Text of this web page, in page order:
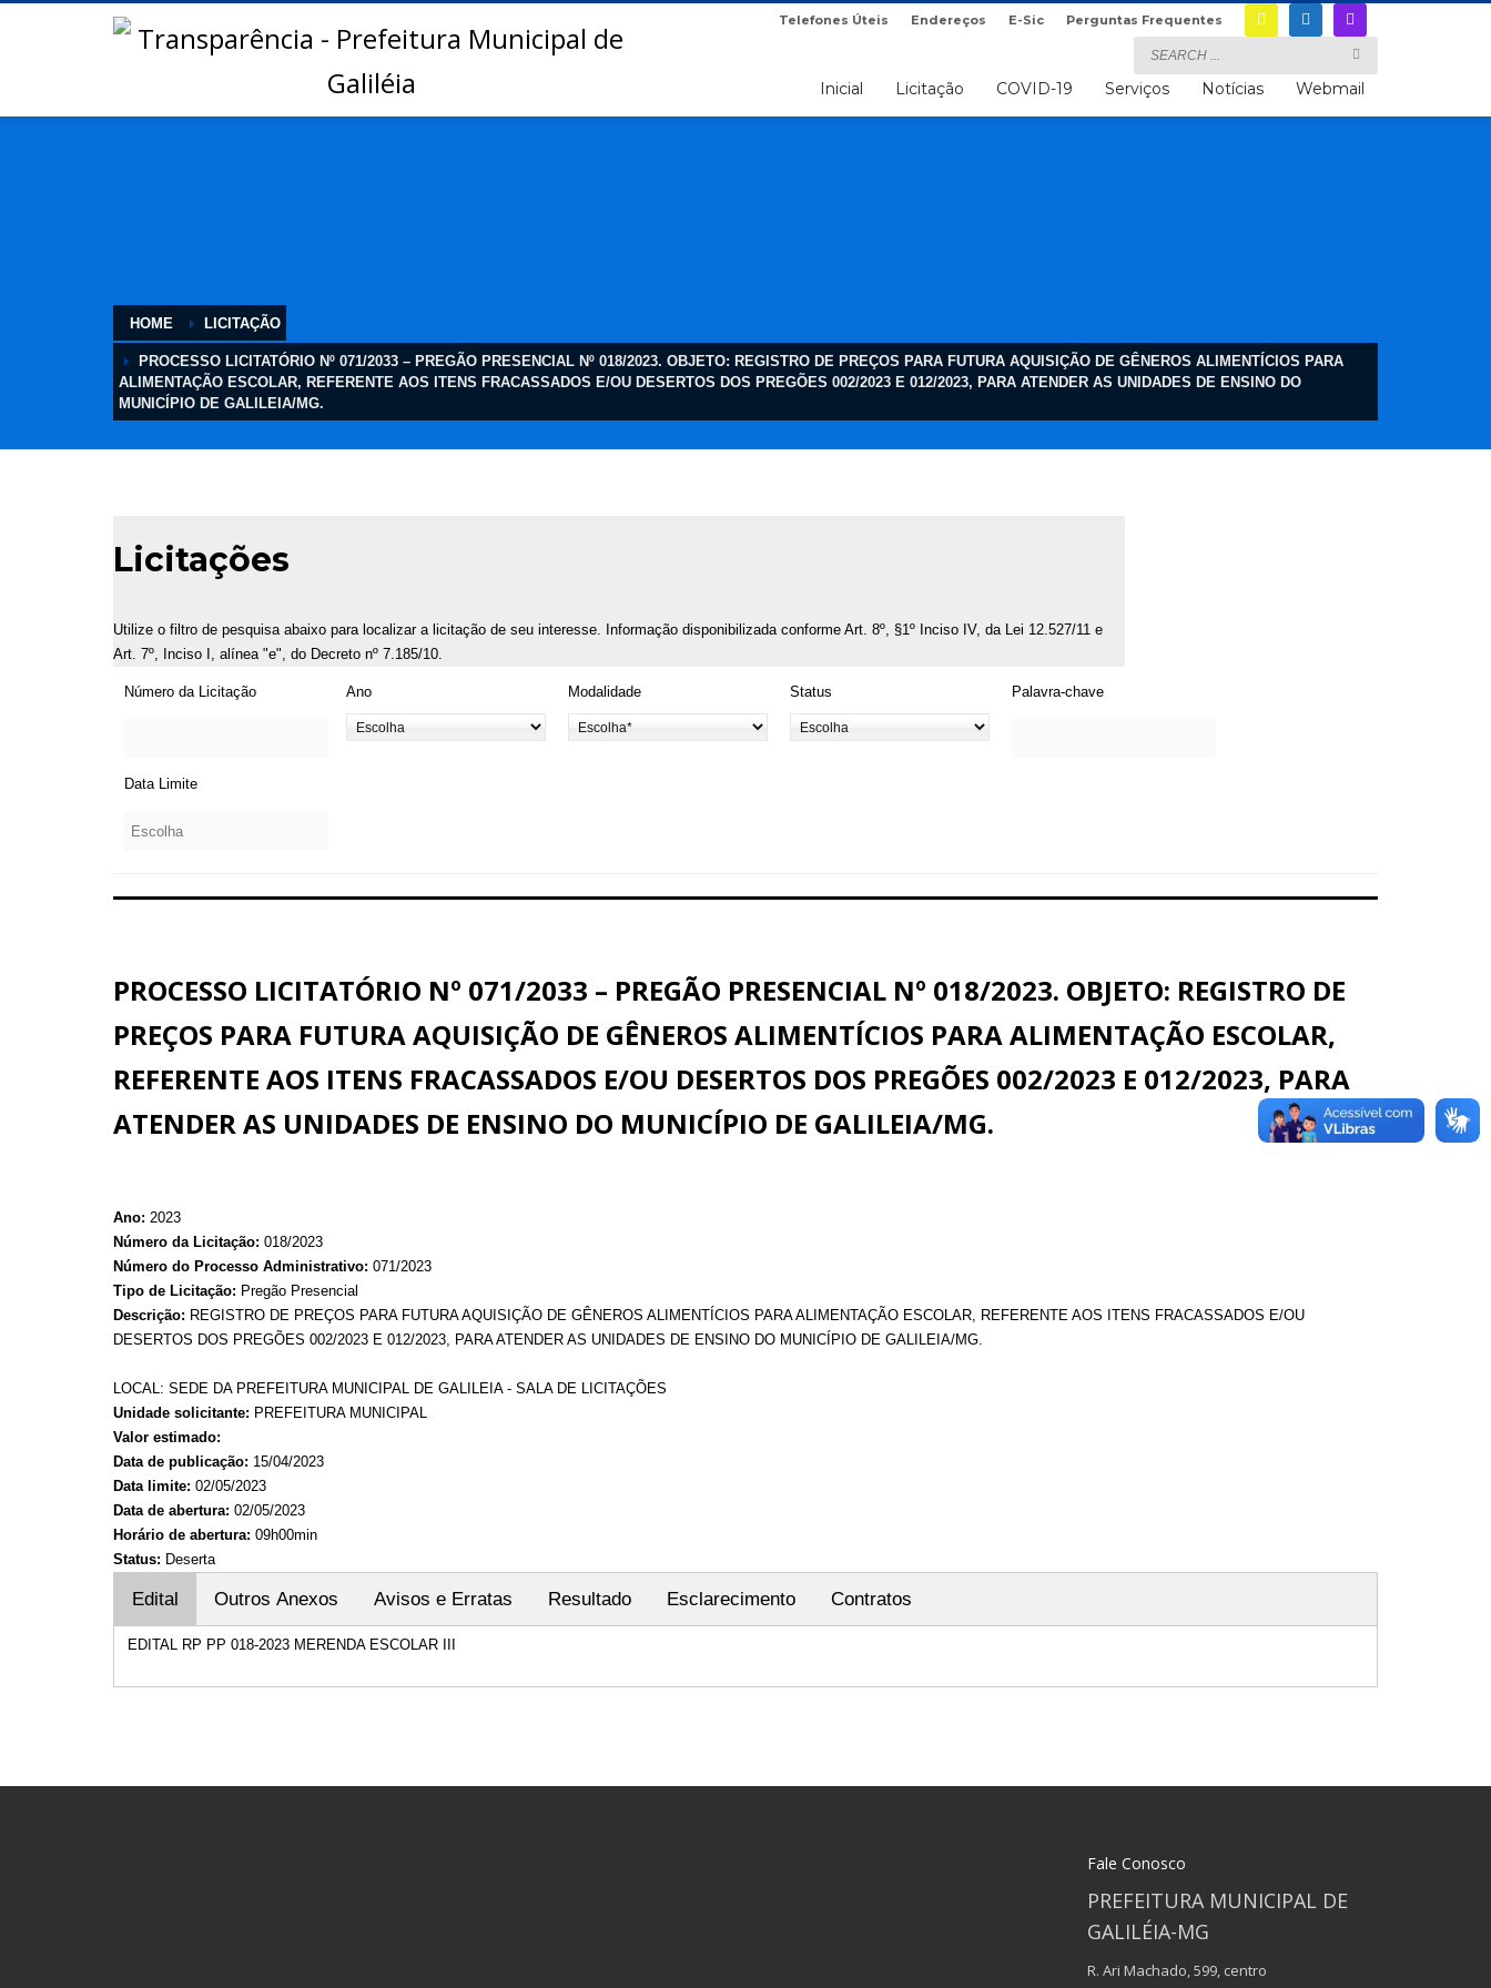
Telefones Úteis Endereços E-Sic Perguntas Frequentes
Inicial Licitação COVID-19 Serviços Notícias Webmail
HOME LICITAÇÃO
PROCESSO LICITATÓRIO Nº 071/2033 – PREGÃO PRESENCIAL Nº 018/2023. OBJETO: REGISTRO DE PREÇOS PARA FUTURA AQUISIÇÃO DE GÊNEROS ALIMENTÍCIOS PARA
ALIMENTAÇÃO ESCOLAR, REFERENTE AOS ITENS FRACASSADOS E/OU DESERTOS DOS PREGÕES 002/2023 E 012/2023, PARA ATENDER AS UNIDADES DE ENSINO DO
MUNICÍPIO DE GALILEIA/MG.
Licitações
Utilize o filtro de pesquisa abaixo para localizar a licitação de seu interesse. Informação disponibilizada conforme Art. 8º, §1º Inciso IV, da Lei 12.527/11 e
Art. 7º, Inciso I, alínea "e", do Decreto nº 7.185/10.
Número da Licitação Ano Modalidade Status Palavra-chave
Data Limite
PROCESSO LICITATÓRIO Nº 071/2033 – PREGÃO PRESENCIAL Nº 018/2023. OBJETO: REGISTRO DE
PREÇOS PARA FUTURA AQUISIÇÃO DE GÊNEROS ALIMENTÍCIOS PARA ALIMENTAÇÃO ESCOLAR,
REFERENTE AOS ITENS FRACASSADOS E/OU DESERTOS DOS PREGÕES 002/2023 E 012/2023, PARA
ATENDER AS UNIDADES DE ENSINO DO MUNICÍPIO DE GALILEIA/MG.
Ano: 2023
Número da Licitação: 018/2023
Número do Processo Administrativo: 071/2023
Tipo de Licitação: Pregão Presencial
Descrição: REGISTRO DE PREÇOS PARA FUTURA AQUISIÇÃO DE GÊNEROS ALIMENTÍCIOS PARA ALIMENTAÇÃO ESCOLAR, REFERENTE AOS ITENS FRACASSADOS E/OU
DESERTOS DOS PREGÕES 002/2023 E 012/2023, PARA ATENDER AS UNIDADES DE ENSINO DO MUNICÍPIO DE GALILEIA/MG.
LOCAL: SEDE DA PREFEITURA MUNICIPAL DE GALILEIA - SALA DE LICITAÇÕES
Unidade solicitante: PREFEITURA MUNICIPAL
Valor estimado:
Data de publicação: 15/04/2023
Data limite: 02/05/2023
Data de abertura: 02/05/2023
Horário de abertura: 09h00min
Status: Deserta
Edital Outros Anexos Avisos e Erratas Resultado Esclarecimento Contratos
EDITAL RP PP 018-2023 MERENDA ESCOLAR III
Fale Conosco
PREFEITURA MUNICIPAL DE
GALILÉIA-MG
R. Ari Machado, 599, centro